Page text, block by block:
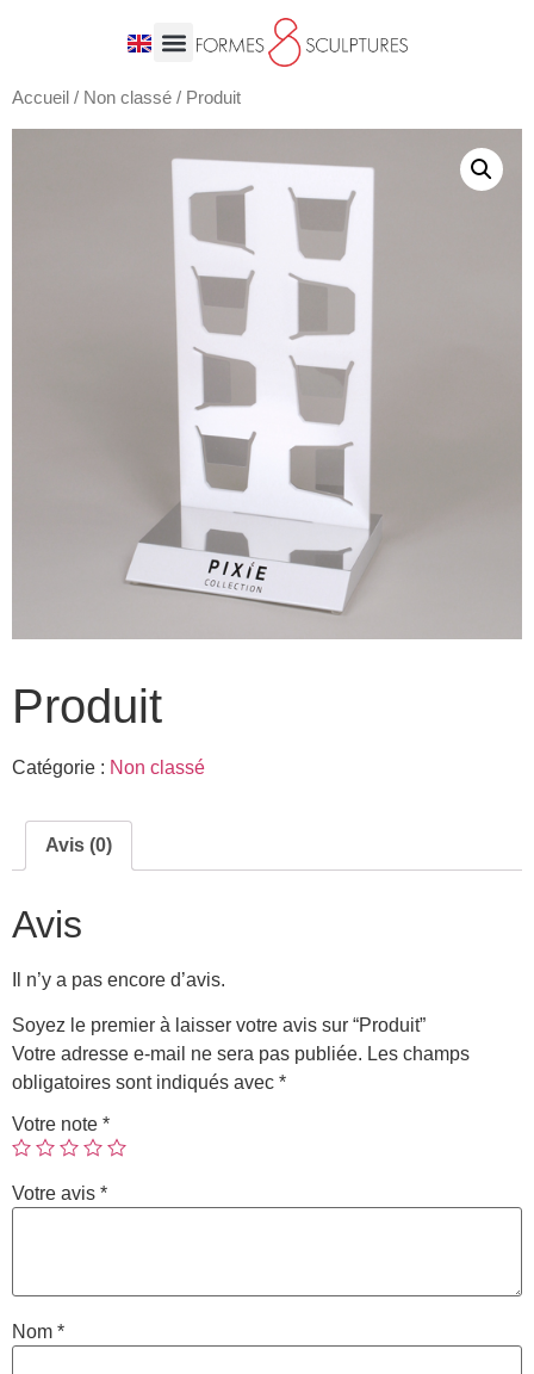
Accueil / Non classé / Produit
Produit
Catégorie : Non classé
Avis (0)
Avis
Il n’y a pas encore d’avis.
Soyez le premier à laisser votre avis sur “Produit”
Votre adresse e-mail ne sera pas publiée. Les champs
obligatoires sont indiqués avec *
Votre note *
Votre avis *
Nom *